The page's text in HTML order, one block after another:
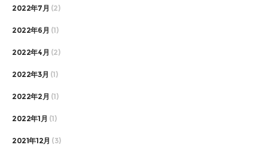
2022年7月 (2)
2022年6月 (1)
2022年4月 (2)
2022年3月 (1)
2022年2月 (1)
2022年1月 (1)
2021年12月 (3)